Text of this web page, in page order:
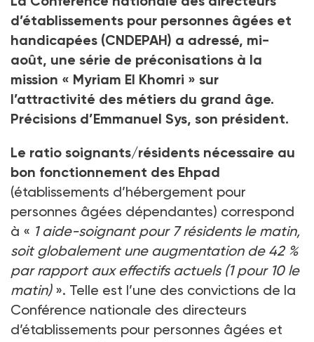
d’établissements pour personnes âgées et
handicapées (CNDEPAH) a adressé, mi-
août, une série de préconisations à la
mission « Myriam El Khomri » sur
l’attractivité des métiers du grand âge.
Précisions d’Emmanuel Sys, son président.
Le ratio soignants/résidents nécessaire au
bon fonctionnement des Ehpad
(établissements d’hébergement pour
personnes âgées dépendantes) correspond
à « 1 aide-soignant pour 7 résidents le matin,
soit globalement une augmentation de 42 %
par rapport aux effectifs actuels (1 pour 10 le
matin)». Telle est l’une des convictions de la
Conférence nationale des directeurs
d’établissements pour personnes âgées et